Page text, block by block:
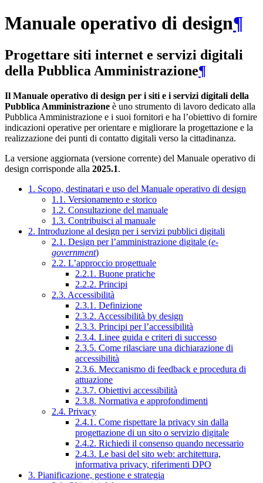
Manuale operativo di design¶
Progettare siti internet e servizi digitali
della Pubblica Amministrazione¶
Il Manuale operativo di design per i siti e i servizi digitali della
Pubblica Amministrazione è uno strumento di lavoro dedicato alla
Pubblica Amministrazione e i suoi fornitori e ha l’obiettivo di fornire
indicazioni operative per orientare e migliorare la progettazione e la
realizzazione dei punti di contatto digitali verso la cittadinanza.
La versione aggiornata (versione corrente) del Manuale operativo di
design corrisponde alla 2025.1.
1. Scopo, destinatari e uso del Manuale operativo di design
1.1. Versionamento e storico
1.2. Consultazione del manuale
1.3. Contribuisci al manuale
2. Introduzione al design per i servizi pubblici digitali
2.1. Design per l’amministrazione digitale (e-
government)
2.2. L’approccio progettuale
2.2.1. Buone pratiche
2.2.2. Principi
2.3. Accessibilità
2.3.1. Definizione
2.3.2. Accessibilità by design
2.3.3. Principi per l’accessibilità
2.3.4. Linee guida e criteri di successo
2.3.5. Come rilasciare una dichiarazione di
accessibilità
2.3.6. Meccanismo di feedback e procedura di
attuazione
2.3.7. Obiettivi accessibilità
2.3.8. Normativa e approfondimenti
2.4. Privacy
2.4.1. Come rispettare la privacy sin dalla
progettazione di un sito o servizio digitale
2.4.2. Richiedi il consenso quando necessario
2.4.3. Le basi del sito web: architettura,
informativa privacy, riferimenti DPO
3. Pianificazione, gestione e strategia